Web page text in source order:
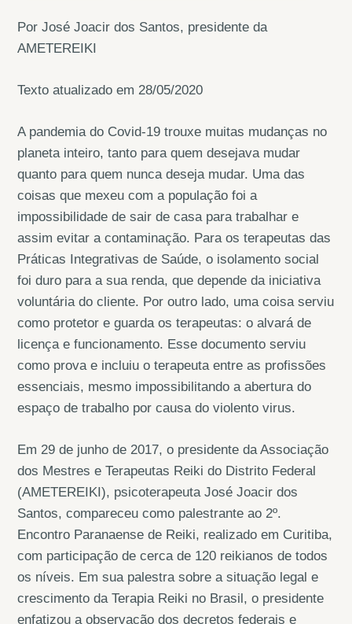
Por José Joacir dos Santos, presidente da
AMETEREIKI
Texto atualizado em 28/05/2020
A pandemia do Covid-19 trouxe muitas mudanças no
planeta inteiro, tanto para quem desejava mudar
quanto para quem nunca deseja mudar. Uma das
coisas que mexeu com a população foi a
impossibilidade de sair de casa para trabalhar e
assim evitar a contaminação. Para os terapeutas das
Práticas Integrativas de Saúde, o isolamento social
foi duro para a sua renda, que depende da iniciativa
voluntária do cliente. Por outro lado, uma coisa serviu
como protetor e guarda os terapeutas: o alvará de
licença e funcionamento. Esse documento serviu
como prova e incluiu o terapeuta entre as profissões
essenciais, mesmo impossibilitando a abertura do
espaço de trabalho por causa do violento virus.
Em 29 de junho de 2017, o presidente da Associação
dos Mestres e Terapeutas Reiki do Distrito Federal
(AMETEREIKI), psicoterapeuta José Joacir dos
Santos, compareceu como palestrante ao 2º.
Encontro Paranaense de Reiki, realizado em Curitiba,
com participação de cerca de 120 reikianos de todos
os níveis. Em sua palestra sobre a situação legal e
crescimento da Terapia Reiki no Brasil, o presidente
enfatizou a observação dos decretos federais e